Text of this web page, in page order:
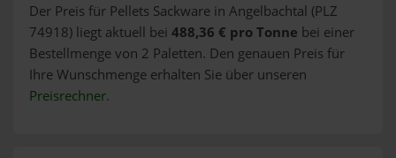
Der Preis für Pellets Sackware in Angelbachtal (PLZ
74918) liegt aktuell bei 488,36 € pro Tonne bei einer
Bestellmenge von 2 Paletten. Den genauen Preis für
Ihre Wunschmenge erhalten Sie über unseren
Preisrechner.